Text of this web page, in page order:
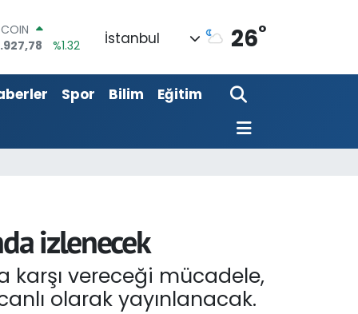
%1.32
%0.08
%-0.02
ALTIN
İstanbul 26°
Spor Bilim
Eğitim
izlenecek
karşı vereceği mücadele,
olarak yayınlanacak.